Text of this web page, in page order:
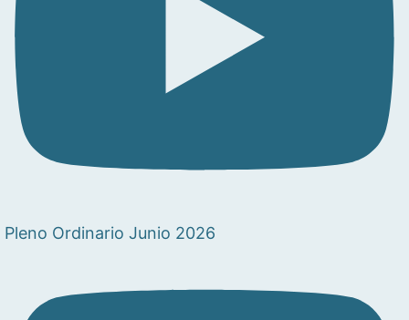
Pleno Ordinario Junio 2026